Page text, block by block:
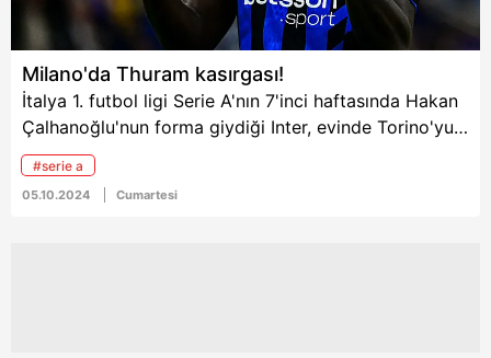
Milano'da Thuram kasırgası!
İtalya 1. futbol ligi Serie A'nın 7'inci haftasında Hakan
Çalhanoğlu'nun forma giydiği Inter, evinde Torino'yu
ağırladı. Milano temsilcisi Marcus Thuram'ın 3 golü ile
sonuca giderken bordo beyazlıların 2 sayısı puan
almaya yetmedi ve maç 3-2 sona erdi.
#serie a
05.10.2024 Cumartesi